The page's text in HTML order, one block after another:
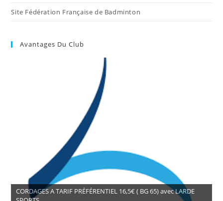
Site Fédération Française de Badminton
Avantages Du Club
CORDAGES A TARIF PRÉFÉRENTIEL 16,5€ ( BG 65) avec LARDE